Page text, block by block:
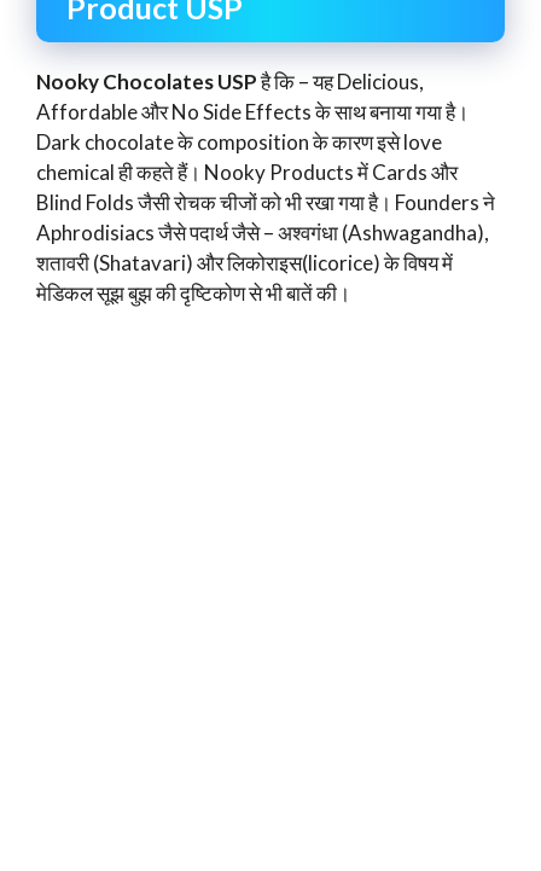
Product USP
Nooky Chocolates USPहै कि – यह Delicious,
Affordable और No Side Effects के साथ बनाया गया है।
Dark chocolate के composition के कारण इसे love
chemical ही कहते हैं। Nooky Products में Cards और
Blind Folds जैसी रोचक चीजों को भी रखा गया है। Founders ने
Aphrodisiacs जैसे पदार्थ जैसे – अश्वगंधा (Ashwagandha),
शतावरी (Shatavari) और लिकोराइस(licorice) के विषय में
मेडिकल सूझ बुझ की दृष्टिकोण से भी बातें की।